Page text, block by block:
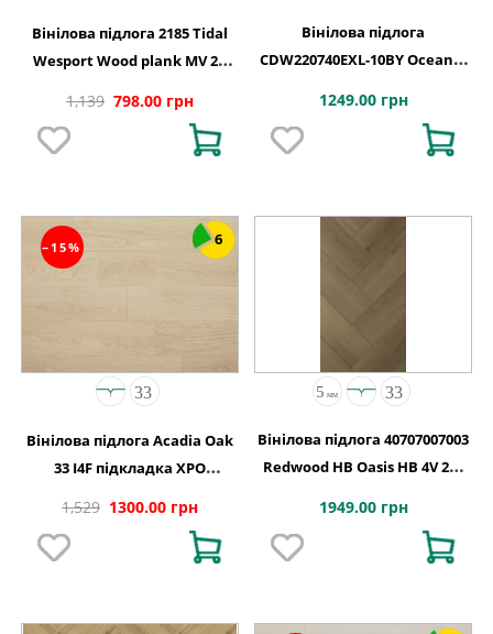
Вінілова підлога 2185 Tidal
Wesport Wood plank MV 2G
1,139 798.00 грн
Вінілова підлога
CDW220740EXL-10BY Oceania
1220x180x5
1249.00 грн
−15% 6
Вінілова підлога Acadia Oak
33 I4F підкладка XPO
1,529 1300.00 грн
Вінілова підлога 40707007003
Redwood HB Oasis HB 4V 2G-
1949.00 грн